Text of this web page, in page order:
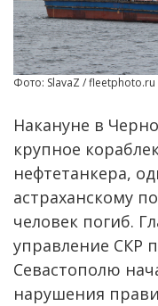
Фото: SlavaZ / fleetphoto.ru
Накануне в
крупное
нефтетанкера,
астраханскому
человек погиб.
управление СКР
Севастополю
нарушения